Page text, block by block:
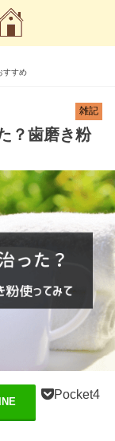
すすめ
雑記
？歯磨き粉
Pocket4